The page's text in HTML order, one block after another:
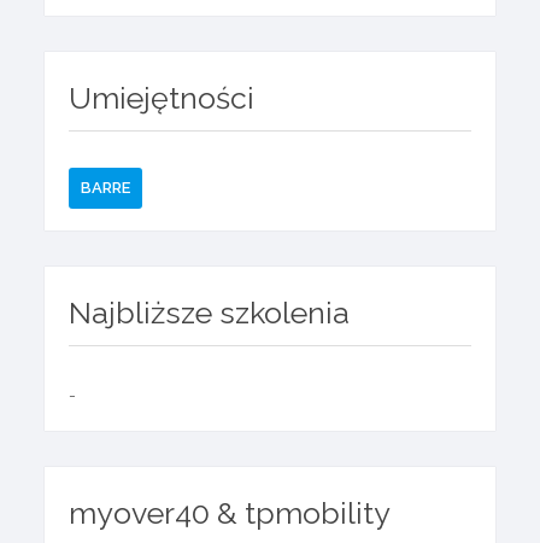
Umiejętności
BARRE
Najbliższe szkolenia
-
myover40 & tpmobility